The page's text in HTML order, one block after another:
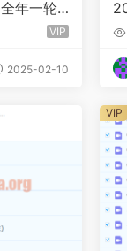
年一轮
网盘
VIP
2025-02-10
+
VIP